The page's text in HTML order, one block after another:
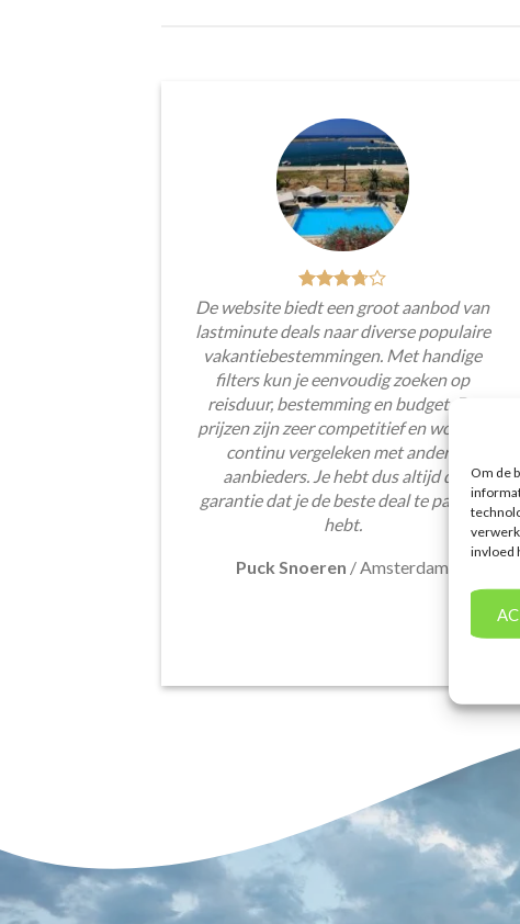
Om de
invloed
De website biedt een groot aanbod van
lastminute deals naar diverse populaire
vakantiebestemmingen. Met handige
filters kun je eenvoudig zoeken op
reisduur, bestemming en budget. De
prijzen zijn zeer competitief en worden
continu vergeleken met andere
aanbieders. Je hebt dus altijd de
garantie dat je de beste deal te pakken
hebt.
Puck Snoeren / Amsterdam